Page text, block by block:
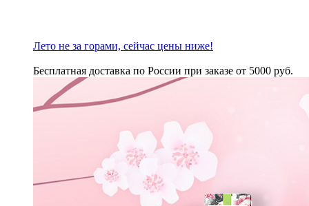
Лето не за горами, сейчас цены ниже!
Бесплатная доставка по России при заказе от 5000 руб.